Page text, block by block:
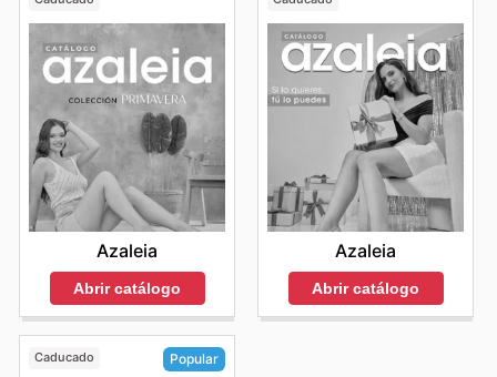
Azaleia
Abrir catálogo
Azaleia
Abrir catálogo
Caducado Popular